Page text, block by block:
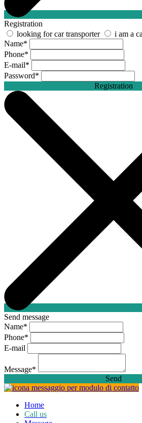
Registration
looking for car transporter
i am a
Name*
Phone*
E-mail*
Password*
Registration
Send message
Name*
Phone*
E-mail
Message*
Send
Home
Call us